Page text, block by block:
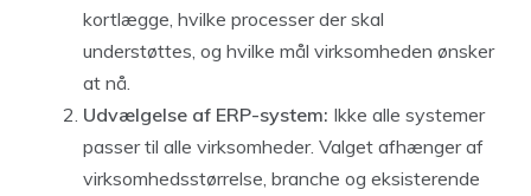
kortlægge, hvilke processer der skal
understøttes, og hvilke mål virksomheden ønsker
at nå.
Udvælgelse af ERP-system: Ikke alle systemer
passer til alle virksomheder. Valget afhænger af
virksomhedsstørrelse, branche og eksisterende